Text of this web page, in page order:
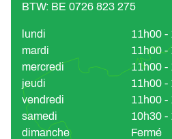
BTW: BE 0726 823 275
lundi
11h00 -
mardi
11h00 -
mercredi
11h00 -
jeudi
11h00 -
vendredi
11h00 -
samedi
10h30 -
dimanche
Fermé